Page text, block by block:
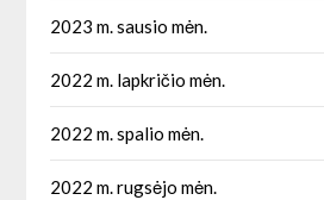
2023 m. sausio mėn.
2022 m. lapkričio mėn.
2022 m. spalio mėn.
2022 m. rugsėjo mėn.